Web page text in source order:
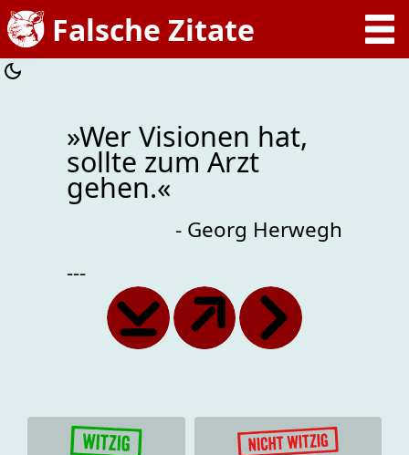
»Wer Visionen hat,
sollte zum Arzt
gehen.«
- Georg Herwegh
---